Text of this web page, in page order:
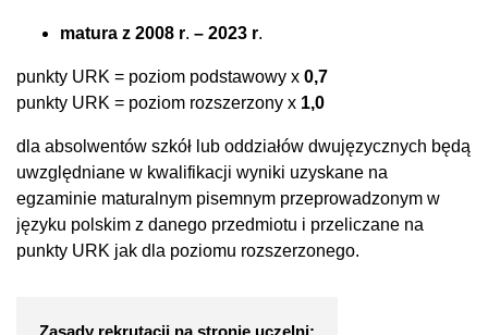
matura z 2008 r. – 2023 r.
punkty URK = poziom podstawowy x 0,7
punkty URK = poziom rozszerzony x 1,0
dla absolwentów szkół lub oddziałów dwujęzycznych będą
uwzględniane w kwalifikacji wyniki uzyskane na
egzaminie maturalnym pisemnym przeprowadzonym w
języku polskim z danego przedmiotu i przeliczane na
punkty URK jak dla poziomu rozszerzonego.
Zasady rekrutacji na stronie uczelni: